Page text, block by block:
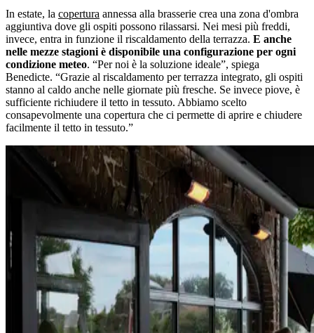
In estate, la copertura annessa alla brasserie crea una zona d'ombra
aggiuntiva dove gli ospiti possono rilassarsi. Nei mesi più freddi,
invece, entra in funzione il riscaldamento della terrazza. E anche
nelle mezze stagioni è disponibile una configurazione per ogni
condizione meteo. “Per noi è la soluzione ideale”, spiega
Benedicte. “Grazie al riscaldamento per terrazza integrato, gli ospiti
stanno al caldo anche nelle giornate più fresche. Se invece piove, è
sufficiente richiudere il tetto in tessuto. Abbiamo scelto
consapevolmente una copertura che ci permette di aprire e chiudere
facilmente il tetto in tessuto.”